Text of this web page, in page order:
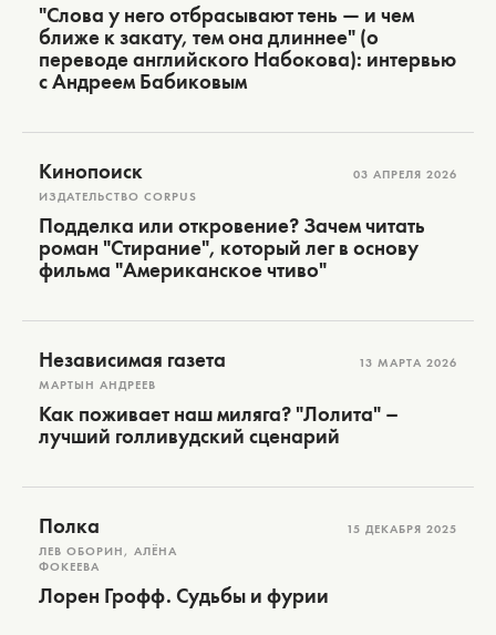
"Слова у него отбрасывают тень — и чем
ближе к закату, тем она длиннее" (о
переводе английского Набокова): интервью
с Андреем Бабиковым
Кинопоиск
ИЗДАТЕЛЬСТВО CORPUS
03 АПРЕЛЯ 2026
Подделка или откровение? Зачем читать
роман "Стирание", который лег в основу
фильма "Американское чтиво"
Независимая газета
МАРТЫН АНДРЕЕВ
13 МАРТА 2026
Как поживает наш миляга? "Лолита" –
лучший голливудский сценарий
Полка
ЛЕВ ОБОРИН, АЛЁНА
ФОКЕЕВА
15 ДЕКАБРЯ 2025
Лорен Грофф. Судьбы и фурии